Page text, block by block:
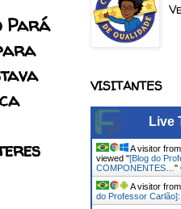
Pará
VISITANTES
Live
A visitor from
viewed "[Blog do
COMPONENTES… "
A visitor from
do Professor